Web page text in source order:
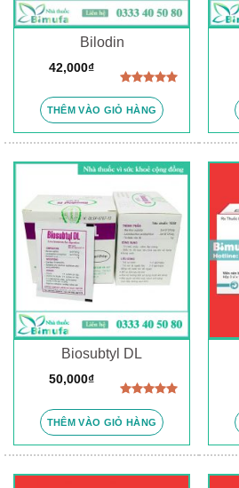
Bilodin
hạng5.00
5 sao
42,000₫
THÊM VÀO GIỎ HÀNG
Biosubtyl DL
hạng5.00
5 sao
50,000₫
THÊM VÀO GIỎ HÀNG